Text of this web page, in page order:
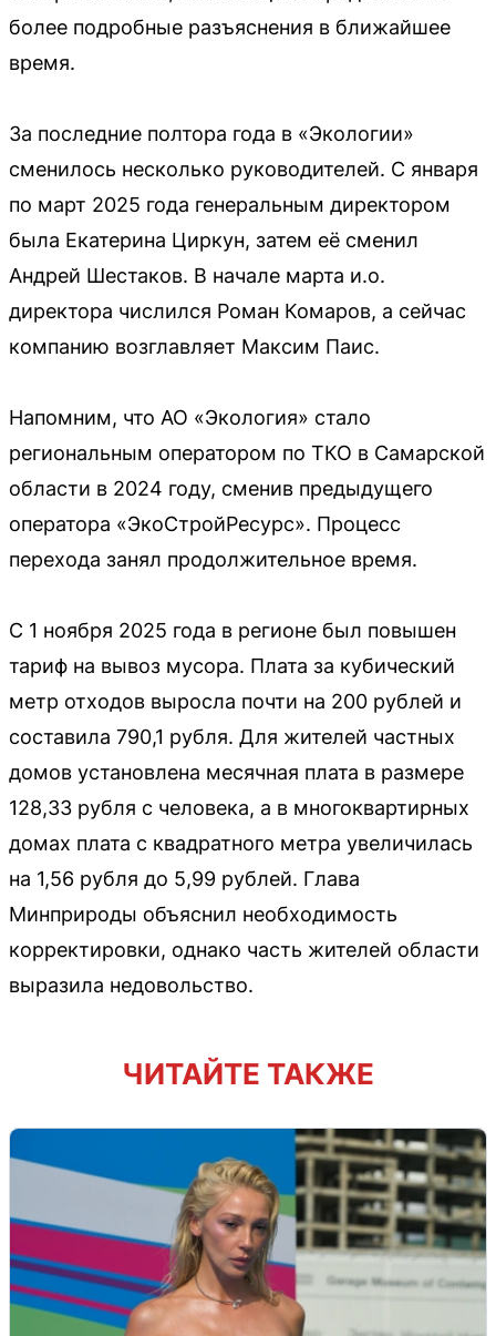
более подробные разъяснения в ближайшее
время.
За последние полтора года в «Экологии»
сменилось несколько руководителей. С января
по март 2025 года генеральным директором
была Екатерина Циркун, затем её сменил
Андрей Шестаков. В начале марта и.о.
директора числился Роман Комаров, а сейчас
компанию возглавляет Максим Паис.
Напомним, что АО «Экология» стало
региональным оператором по ТКО в Самарской
области в 2024 году, сменив предыдущего
оператора «ЭкоСтройРесурс». Процесс
перехода занял продолжительное время.
С 1 ноября 2025 года в регионе был повышен
тариф на вывоз мусора. Плата за кубический
метр отходов выросла почти на 200 рублей и
составила 790,1 рубля. Для жителей частных
домов установлена месячная плата в размере
128,33 рубля с человека, а в многоквартирных
домах плата с квадратного метра увеличилась
на 1,56 рубля до 5,99 рублей. Глава
Минприроды объяснил необходимость
корректировки, однако часть жителей области
выразила недовольство.
ЧИТАЙТЕ ТАКЖЕ